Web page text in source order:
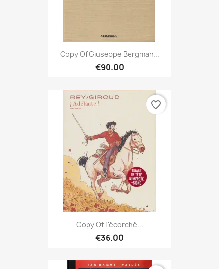
Copy Of Giuseppe Bergman...
€90.00
Copy Of L'écorché...
€36.00
favorite_border